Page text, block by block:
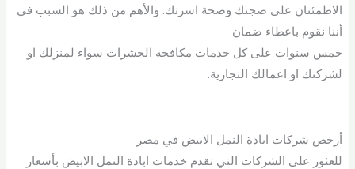
الاطمئنان على صجتك وصحة اسرتك. والأهم من ذلك هو السبب في
أننا نقوم باعطاء ضمان
خمس سنوات على كل خدمات مكافحة الحشرات سواء لمنزلك او
لشركتك او اعمالك التجارية.
أرخص شركات ابادة النمل الابيض في مصر
للعثور على الشركات التي تقدم خدمات ابادة النمل الابيض بأسعار